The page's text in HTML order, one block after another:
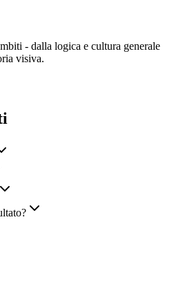
- dalla logica e cultura generale
visiva.